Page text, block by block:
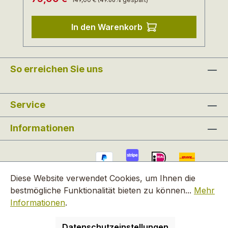
In den Warenkorb
So erreichen Sie uns
Service
Informationen
Diese Website verwendet Cookies, um Ihnen die
bestmögliche Funktionalität bieten zu können... Mehr
Informationen.